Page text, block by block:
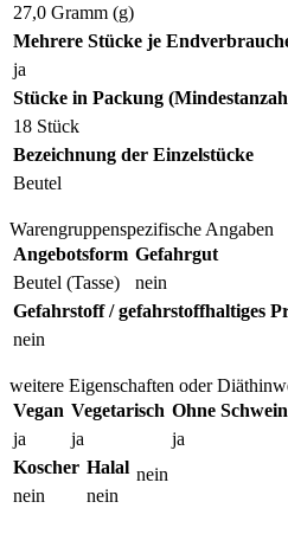
27,0 Gramm (g)
Mehrere Stücke je
ja
Stücke in Packung
18 Stück
Bezeichnung der Einzelstücke
Beutel
Warengruppenspezifische Angaben
Angebotsform
Beutel (Tasse)
Gefahrgut
nein
Gefahrstoff / gefahrstoffhaltiges
nein
weitere Eigenschaften oder
Vegan
ja
Vegetarisch
ja
Ohne
ja
Koscher
nein
Halal
nein
nein